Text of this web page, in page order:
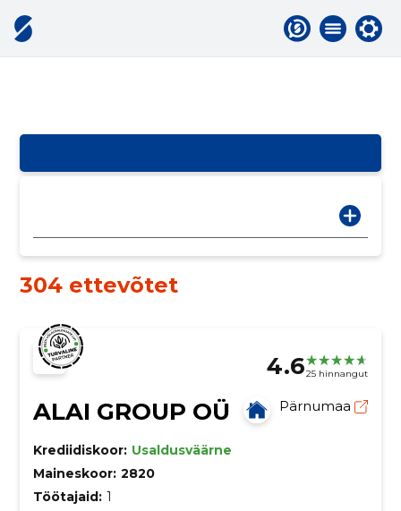
304 ettevõtet
4.625 hinnangut
ALAI GROUP OÜ Pärnumaa
Krediidiskoor: Usaldusväärne
Maineskoor: 2820
Töötajaid: 1